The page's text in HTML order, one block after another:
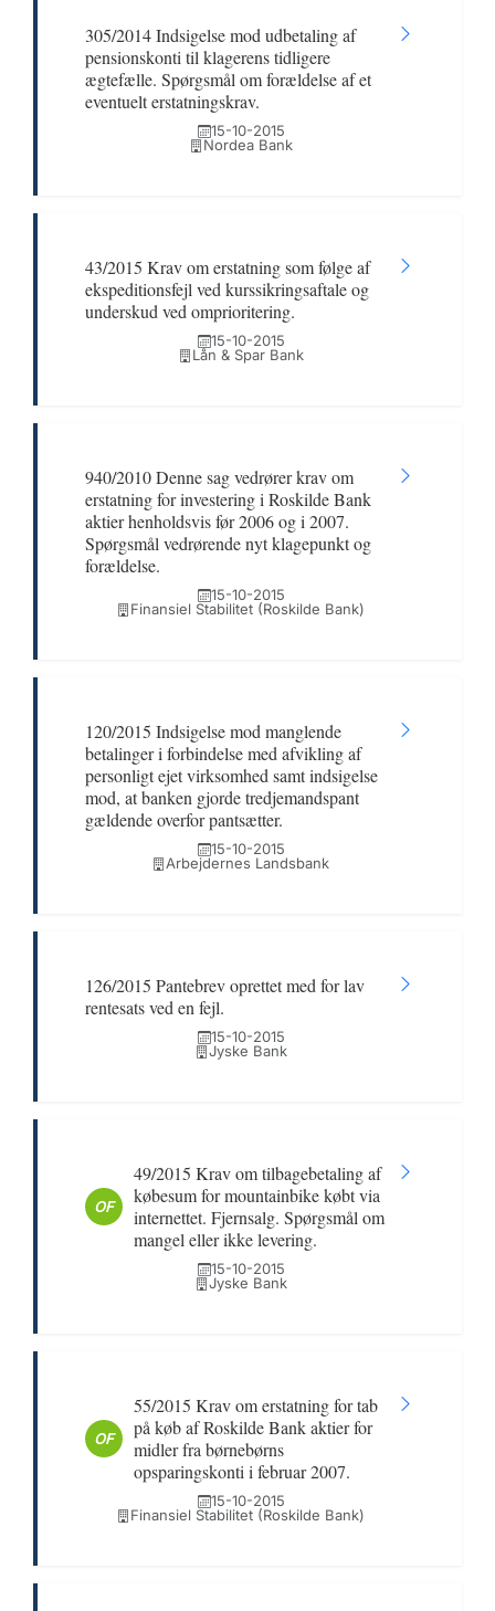
305/2014 Indsigelse mod udbetaling af
pensionskonti til klagerens tidligere
ægtefælle. Spørgsmål om forældelse af et
eventuelt erstatningskrav.
15-10-2015
Nordea Bank
43/2015 Krav om erstatning som følge af
ekspeditionsfejl ved kurssikringsaftale og
underskud ved omprioritering.
15-10-2015
Lån & Spar Bank
940/2010 Denne sag vedrører krav om
erstatning for investering i Roskilde Bank
aktier henholdsvis før 2006 og i 2007.
Spørgsmål vedrørende nyt klagepunkt og
forældelse.
15-10-2015
Finansiel Stabilitet (Roskilde Bank)
120/2015 Indsigelse mod manglende
betalinger i forbindelse med afvikling af
personligt ejet virksomhed samt indsigelse
mod, at banken gjorde tredjemandspant
gældende overfor pantsætter.
15-10-2015
Arbejdernes Landsbank
126/2015 Pantebrev oprettet med for lav
rentesats ved en fejl.
15-10-2015
Jyske Bank
OF
49/2015 Krav om tilbagebetaling af
købesum for mountainbike købt via
internettet. Fjernsalg. Spørgsmål om
mangel eller ikke levering.
15-10-2015
Jyske Bank
OF
55/2015 Krav om erstatning for tab
på køb af Roskilde Bank aktier for
midler fra børnebørns
opsparingskonti i februar 2007.
15-10-2015
Finansiel Stabilitet (Roskilde Bank)